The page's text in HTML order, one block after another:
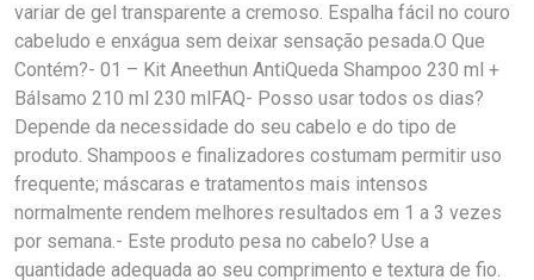
variar de gel transparente a cremoso. Espalha fácil no couro
cabeludo e enxágua sem deixar sensação pesada.O Que
Contém?- 01 – Kit Aneethun AntiQueda Shampoo 230 ml +
Bálsamo 210 ml 230 mlFAQ- Posso usar todos os dias?
Depende da necessidade do seu cabelo e do tipo de
produto. Shampoos e finalizadores costumam permitir uso
frequente; máscaras e tratamentos mais intensos
normalmente rendem melhores resultados em 1 a 3 vezes
por semana.- Este produto pesa no cabelo? Use a
quantidade adequada ao seu comprimento e textura de fio.